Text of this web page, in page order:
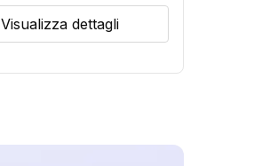
Visualizza dettagli